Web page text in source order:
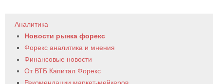
Аналитика
Новости рынка форекс
Форекс аналитика и мнения
Финансовые новости
От ВТБ Капитал Форекс